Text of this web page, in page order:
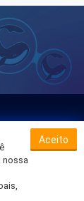
nossa
Aceito